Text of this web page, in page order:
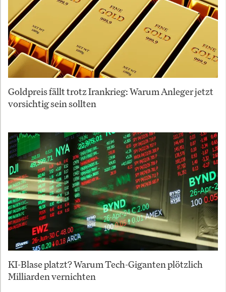
Goldpreis fällt trotz Irankrieg: Warum Anleger jetzt
vorsichtig sein sollten
KI-Blase platzt? Warum Tech-Giganten plötzlich
Milliarden vernichten